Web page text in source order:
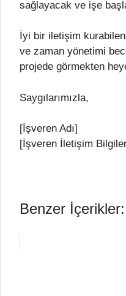
sağlayacak ve işe
İyi bir iletişim
ve zaman yönetimi
projede görmekten
Saygılarımızla,
[İşveren Adı]
[İşveren İletişim
Benzer İçerikler: